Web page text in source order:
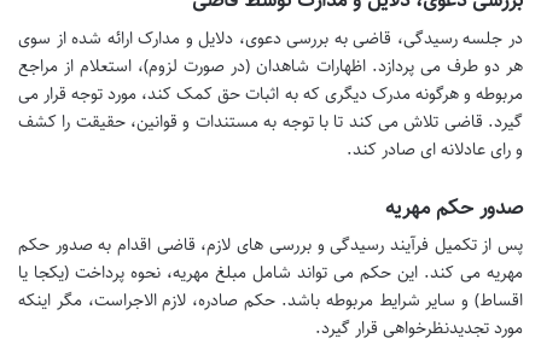
در جلسه رسیدگی، قاضی به بررسی دعوی، دلایل و مدارک ارائه شده از سوی
هر دو طرف می پردازد. اظهارات شاهدان (در صورت لزوم)، استعلام از مراجع
مربوطه و هرگونه مدرک دیگری که به اثبات حق کمک کند، مورد توجه قرار می
گیرد. قاضی تلاش می کند تا با توجه به مستندات و قوانین، حقیقت را کشف
و رای عادلانه ای صادر کند.
صدور حکم مهریه
پس از تکمیل فرآیند رسیدگی و بررسی های لازم، قاضی اقدام به صدور حکم
مهریه می کند. این حکم می تواند شامل مبلغ مهریه، نحوه پرداخت (یکجا یا
اقساط) و سایر شرایط مربوطه باشد. حکم صادره، لازم الاجراست، مگر اینکه
مورد تجدیدنظرخواهی قرار گیرد.